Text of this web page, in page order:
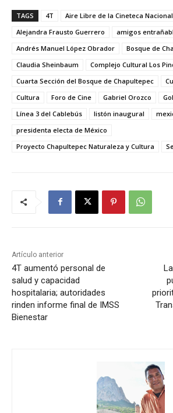
TAGS 4T
Aire Libre de la Cineteca Nacional
Alejandra Frausto Guerrero
amigos
Andrés Manuel López Obrador
Bosque de
Claudia Sheinbaum
Complejo Cultural Los
Cuarta Sección del Bosque de Chapultepec
Cultura
Foro de Cine Gabriel Orozco
Línea 3 del Cablebús
listón inaugural
presidenta electa de México
Proyecto Chapultepec Naturaleza y Cultura
Artículo anterior
4T aumentó personal de
salud y capacidad
hospitalaria; autoridades
rinden informe final de IMSS
Bienestar